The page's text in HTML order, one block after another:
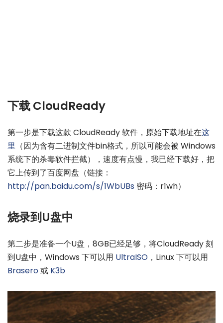
下载 CloudReady
第一步是下载这款 CloudReady 软件，原始下载地址在这
里 （因为含有二进制文件bin格式，所以可能会被 Windows
系统下的杀毒软件拦截），速度有点慢，我已经下载好，把
它上传到了百度网盘（链接：
http://pan.baidu.com/s/1WbUBs 密码：r1wh）
烧录到U盘中
第二步是准备一个U盘，8GB已经足够，将CloudReady 刻
到U盘中，Windows 下可以用 UltraISO ，Linux 下可以用
Brasero或 K3b